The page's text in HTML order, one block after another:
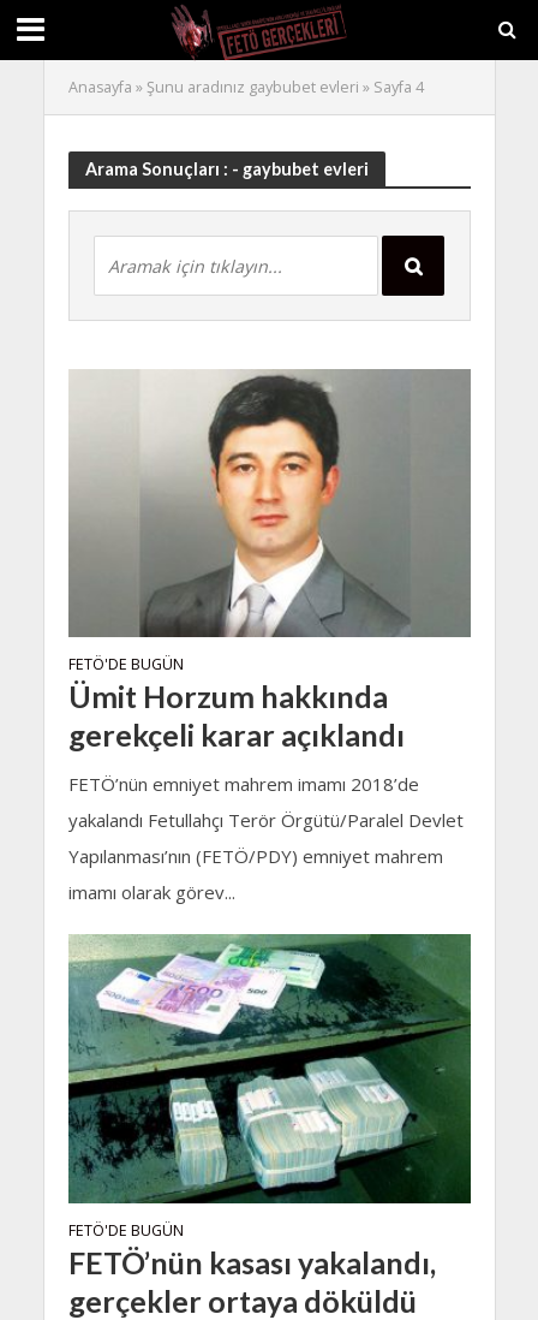
Anasayfa »Şunu aradınız gaybubet evleri » Sayfa 4
Arama Sonuçları : - gaybubet evleri
FETÖ'DE BUGÜN
Ümit Horzum hakkında
gerekçeli karar açıklandı
FETÖ’nün emniyet mahrem imamı 2018’de
yakalandı Fetullahçı Terör Örgütü/Paralel Devlet
Yapılanması’nın (FETÖ/PDY) emniyet mahrem
imamı olarak görev...
FETÖ'DE BUGÜN
FETÖ’nün kasası yakalandı,
gerçekler ortaya döküldü